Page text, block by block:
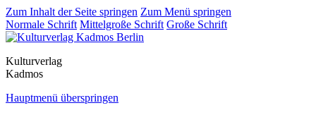
Zum Inhalt der Seite springen Zum Menü springen
Normale Schrift Mittelgroße Schrift Große Schrift
Kulturverlag
Kadmos
Hauptmenü überspringen